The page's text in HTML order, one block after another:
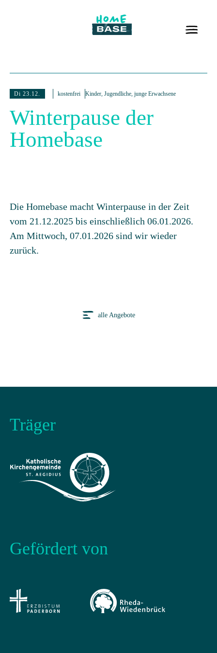
Di 23.12. kostenfrei Kinder, Jugendliche, junge Erwachsene
Winterpause der
Homebase
Die Homebase macht Winterpause in der Zeit
vom 21.12.2025 bis einschließlich 06.01.2026.
Am Mittwoch, 07.01.2026 sind wir wieder
zurück.
alle Angebote
Träger
Gefördert von